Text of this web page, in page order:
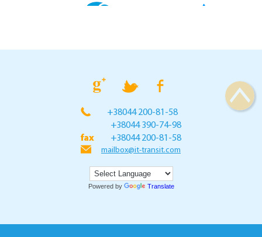
+38044 200-81-58
+38044 390-74-98
+38044 200-81-58
mailbox@it-transit.com
Powered by Translate